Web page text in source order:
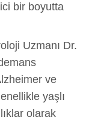
bir boyutta
Uzmanı Dr.
ve
yaşlı
olarak